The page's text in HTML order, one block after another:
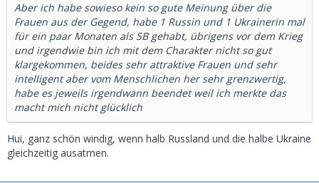
Aber ich habe sowieso kein so gute Meinung über die
Frauen aus der Gegend, habe 1 Russin und 1 Ukrainerin mal
für ein paar Monaten als SB gehabt, übrigens vor dem Krieg
und irgendwie bin ich mit dem Charakter nicht so gut
klargekommen, beides sehr attraktive Frauen und sehr
intelligent aber vom Menschlichen her sehr grenzwertig,
habe es jeweils irgendwann beendet weil ich merkte das
macht mich nicht glücklich
Hui, ganz schön windig, wenn halb Russland und die halbe Ukraine
gleichzeitig ausatmen.